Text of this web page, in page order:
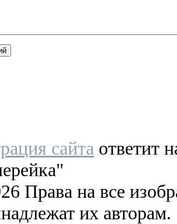
сайта ответит
Права на все
их авторам.